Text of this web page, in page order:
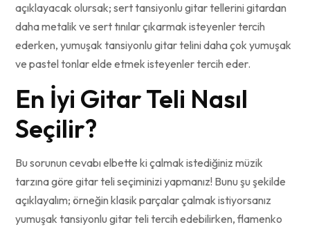
açıklayacak olursak; sert tansiyonlu gitar tellerini gitardan
daha metalik ve sert tınılar çıkarmak isteyenler tercih
ederken, yumuşak tansiyonlu gitar telini daha çok yumuşak
ve pastel tonlar elde etmek isteyenler tercih eder.
En İyi Gitar Teli Nasıl
Seçilir?
Bu sorunun cevabı elbette ki çalmak istediğiniz müzik
tarzına göre gitar teli seçiminizi yapmanız! Bunu şu şekilde
açıklayalım; örneğin klasik parçalar çalmak istiyorsanız
yumuşak tansiyonlu gitar teli tercih edebilirken, flamenko